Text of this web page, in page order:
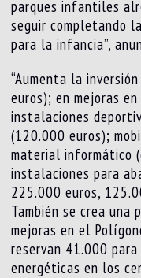
parques infantiles
seguir completando
para la infancia”,
“Aumenta la
euros); en mejoras
instalaciones
(120.000 euros);
material informático
instalaciones para
225.000 euros,
También se crea
mejoras en el
reservan 41.000
energéticas en los